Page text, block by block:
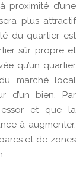
proximité d’une
plus attractif
du quartier est
sûr, propre et
qu’un quartier
marché local
d’un bien. Par
et que la
à augmenter.
et de zones